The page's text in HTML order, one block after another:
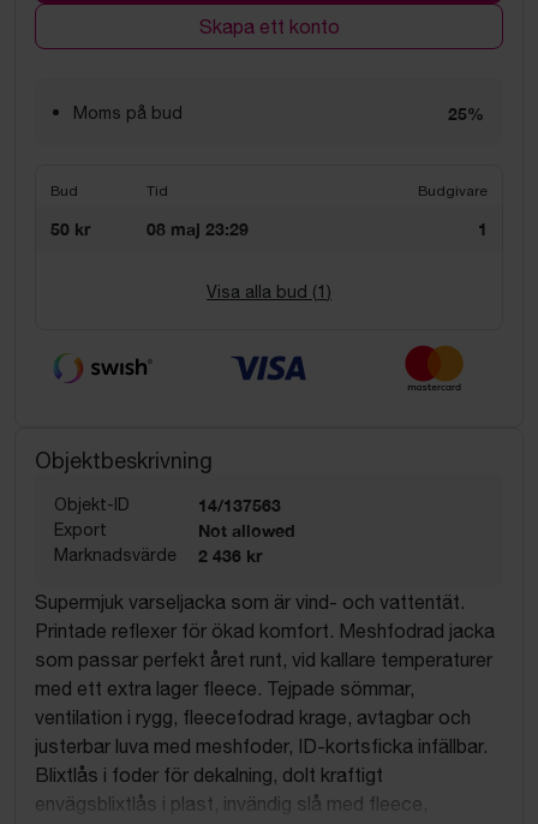
Skapa ett konto
Moms på bud 25%
Bud Tid Budgivare
50 kr 08 maj 23:29 1
Visa alla bud (1 )
Objektbeskrivning
Objekt-ID 14/137563
Export Not allowed
Marknadsvärde 2 436 kr
Supermjuk varseljacka som är vind- och vattentät.
Printade reflexer för ökad komfort. Meshfodrad jacka
som passar perfekt året runt, vid kallare temperaturer
med ett extra lager fleece. Tejpade sömmar,
ventilation i rygg, fleecefodrad krage, avtagbar och
justerbar luva med meshfoder, ID-kortsficka infällbar.
Blixtlås i foder för dekalning, dolt kraftigt
envägsblixtlås i plast, invändig slå med fleece,